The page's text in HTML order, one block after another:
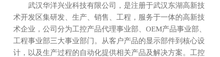
武汉华洋兴业科技有限公司，是注册于武汉东湖高新技
术开发区集研发、生产、销售、工程，服务于一体的高新技
术企业，公司分为工控产品代理事业部、OEM产品事业部、
工程事业部三大事业部门。从客户产品的显示部件到核心设
计，以及生产过程的自动化提供相关产品及解决方案。工控